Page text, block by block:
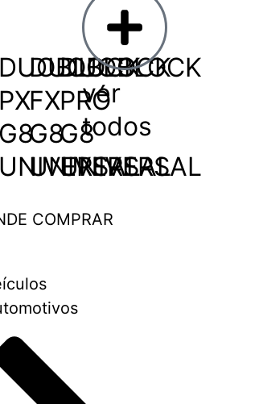
DUOBLOCK
FX
G8
UNIVERSAL
DUOBLOCK
PRÓ
G8
UNIVERSAL
ver
todos
COMPRAR